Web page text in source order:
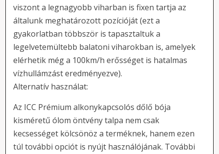
viszont a legnagyobb viharban is fixen tartja az
általunk meghatározott pozícióját (ezt a
gyakorlatban többször is tapasztaltuk a
legelvetemültebb balatoni viharokban is, amelyek
elérhetik még a 100km/h erősséget is hatalmas
vízhullámzást eredményezve).
Alternatív használat:
Az ICC Prémium alkonykapcsolós dőlő bója
kisméretű ólom öntvény talpa nem csak
kecsességet kölcsönöz a terméknek, hanem ezen
túl további opciót is nyújt használójának. További